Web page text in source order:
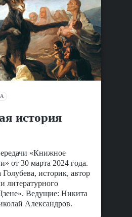
история
«Книжное
от 30 марта 2024 года.
историк, автор
литературного
Ведущие: Никита
Александров.